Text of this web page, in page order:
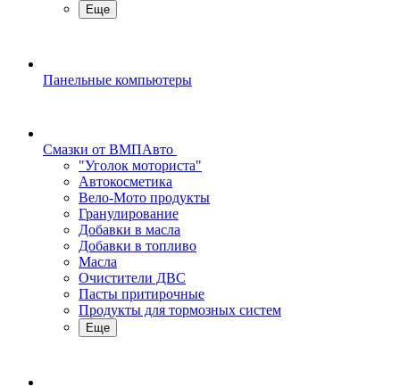
Еще
Панельные компьютеры
Смазки от ВМПАвто
"Уголок моториста"
Автокосметика
Вело-Мото продукты
Гранулирование
Добавки в масла
Добавки в топливо
Масла
Очистители ДВС
Пасты притирочные
Продукты для тормозных систем
Еще